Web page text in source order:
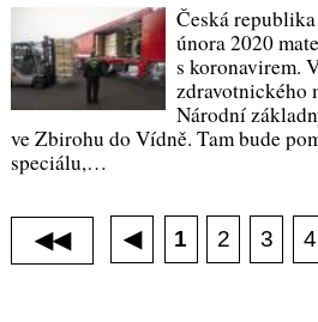
Česká
února 2020
s koronavirem.
zdravotnického
Národní
ve Zbirohu do Vídně. Tam bude
speciálu,…
◀◀ ◀ 1 2 3 4